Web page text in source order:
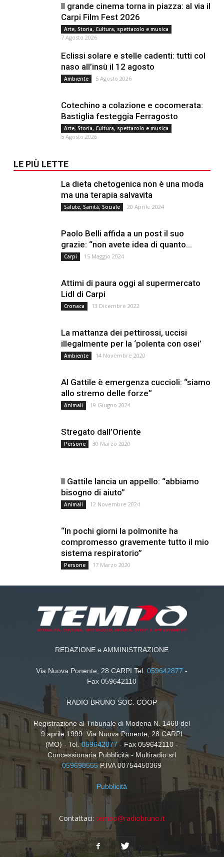
Il grande cinema torna in piazza: al via il
Carpi Film Fest 2026
Arte, Storia, Cultura, spettacolo e musica
7 Agosto 2026
Eclissi solare e stelle cadenti: tutti col
naso all’insù il 12 agosto
Ambiente 5 Agosto 2026
Cotechino a colazione e cocomerata:
Bastiglia festeggia Ferragosto
Arte, Storia, Cultura, spettacolo e musica
5 Agosto 2026
LE PIÙ LETTE
La dieta chetogenica non è una moda
ma una terapia salvavita
Salute, Sanità, Sociale 20 Aprile 2024
Paolo Belli affida a un post il suo
grazie: “non avete idea di quanto...
Carpi 15 Maggio 2024
Attimi di paura oggi al supermercato
Lidl di Carpi
Cronaca 13 Dicembre 2022
La mattanza dei pettirossi, uccisi
illegalmente per la ‘polenta con osei’
Ambiente 14 Novembre 2020
Al Gattile è emergenza cuccioli: “siamo
allo stremo delle forze”
Animali 19 Giugno 2024
Stregato dall’Oriente
Persone 30 Marzo 2020
Il Gattile lancia un appello: “abbiamo
bisogno di aiuto”
Animali 12 Novembre 2024
“In pochi giorni la polmonite ha
compromesso gravemente tutto il mio
sistema respiratorio”
Persone 17 Marzo 2020
REDAZIONE e AMMINISTRAZIONE
Via Nuova Ponente, 28 CARPI Tel.059642877 -
Fax 059642110
RADIO BRUNO SOC. COOP
Registrazione al Tribunale di Modena N. 1468 del
9 aprile 1999. Via Nuova Ponente, 28 CARPI
(MO) - Tel.059642877- Fax 059642110 -
Concessionaria Pubblicità - Multiradio srl
059698555 P.IVA 00754450369
Pubblicità
Contattaci: tempo@radiobruno.it